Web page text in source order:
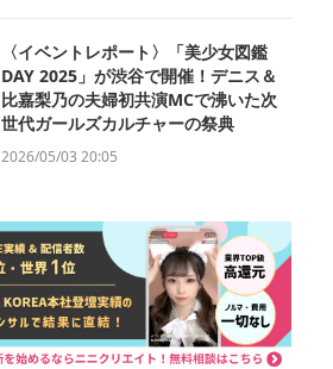
〈イベントレポート〉「美少女図鑑
DAY 2025」が渋谷で開催！デニス＆
比嘉梨乃の夫婦初共演MCで沸いた次
世代ガールズカルチャーの祭典
2026/05/03 20:05